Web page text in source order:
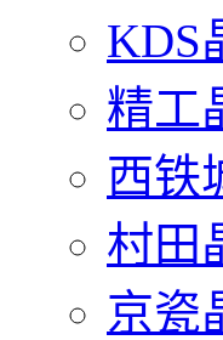
KDS
精工
西铁
村田
京瓷